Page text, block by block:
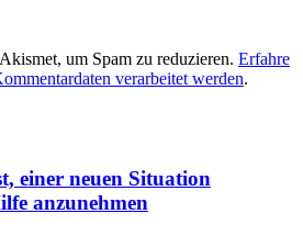
um Spam zu reduzieren. Erfahre
verarbeitet werden.
einer neuen Situation
anzunehmen